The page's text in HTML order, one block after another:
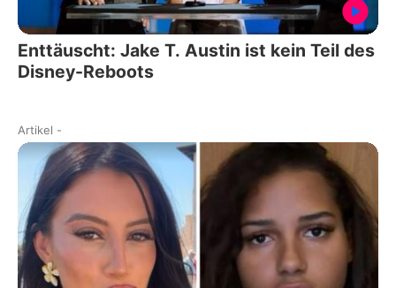
Enttäuscht: Jake T. Austin ist kein Teil des
Disney-Reboots
Artikel -